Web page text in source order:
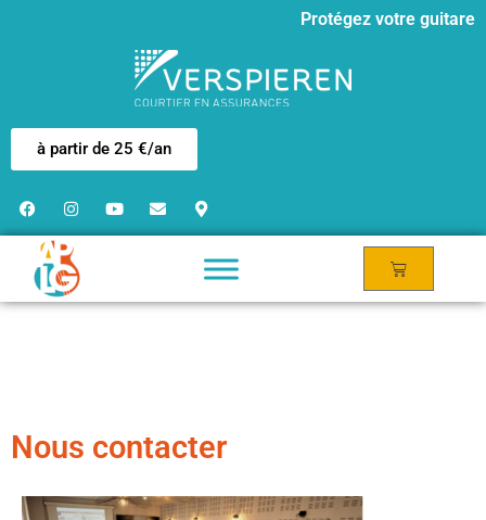
Protégez votre guitare
à partir de 25 €/an
Nous contacter